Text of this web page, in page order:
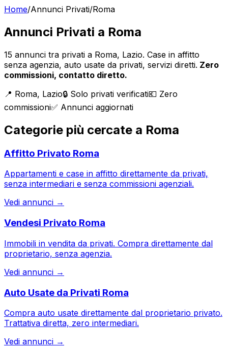
Home/Annunci Privati/Roma
Annunci Privati a Roma
15 annunci tra privati a Roma, Lazio. Case in affitto
senza agenzia, auto usate da privati, servizi diretti. Zero
commissioni, contatto diretto.
📍 Roma, Lazio🔒 Solo privati verificati💶 Zero
commissioni✅ Annunci aggiornati
Categorie più cercate a Roma
Affitto Privato Roma
Appartamenti e case in affitto direttamente da privati,
senza intermediari e senza commissioni agenziali.
Vedi annunci →
Vendesi Privato Roma
Immobili in vendita da privati. Compra direttamente dal
proprietario, senza agenzia.
Vedi annunci →
Auto Usate da Privati Roma
Compra auto usate direttamente dal proprietario privato.
Trattativa diretta, zero intermediari.
Vedi annunci →